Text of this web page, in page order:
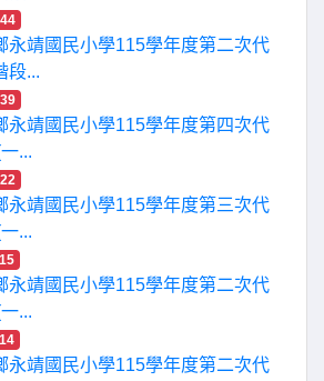
永靖國民小學115學年度第二次代
段...
永靖國民小學115學年度第四次代
...
永靖國民小學115學年度第三次代
...
永靖國民小學115學年度第二次代
...
永靖國民小學115學年度第二次代